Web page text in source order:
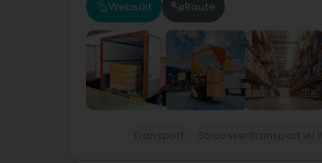
Websäit Route